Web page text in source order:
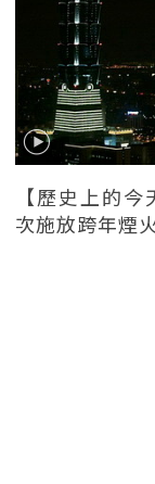
【歷史上的
次施放跨年煙